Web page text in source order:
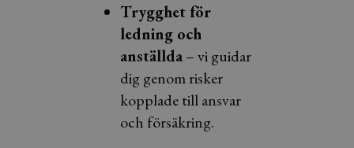
Trygghet för
ledning och
anställda– vi guidar
dig genom risker
kopplade till ansvar
och försäkring.